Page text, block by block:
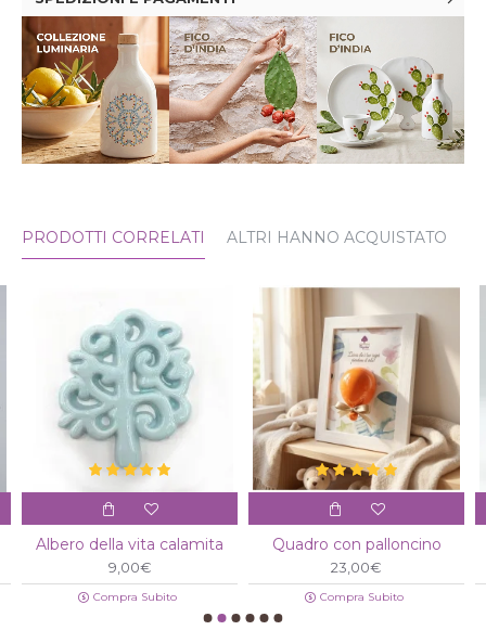
PRODOTTI CORRELATI ALTRI HANNO ACQUISTATO
Albero della vita calamita
9,00€
Compra Subito
Quadro con palloncino
23,00€
Compra Subito